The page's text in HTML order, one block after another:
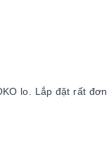
lo. Lắp đặt rất